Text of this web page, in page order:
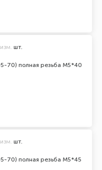
70) полная резьба М5*40
шт.
70) полная резьба М5*45
шт.